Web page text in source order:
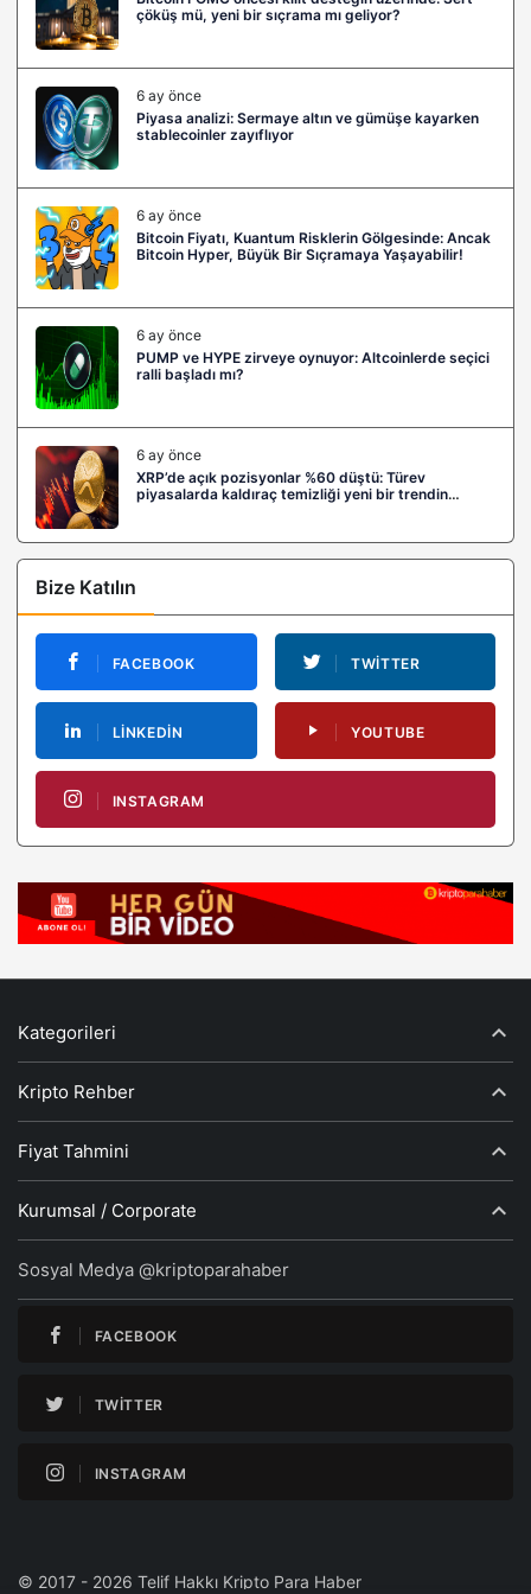
çöküş mü, yeni bir sıçrama mı geliyor?
6 ay önce
Piyasa analizi: Sermaye altın ve gümüşe kayarken
stablecoinler zayıflıyor
6 ay önce
Bitcoin Fiyatı, Kuantum Risklerin Gölgesinde: Ancak
Bitcoin Hyper, Büyük Bir Sıçramaya Yaşayabilir!
6 ay önce
PUMP ve HYPE zirveye oynuyor: Altcoinlerde seçici
ralli başladı mı?
6 ay önce
XRP’de açık pozisyonlar %60 düştü: Türev
piyasalarda kaldıraç temizliği yeni bir trendin
Bize Katılın
FACEBOOK TWITTER
LINKEDIN YOUTUBE
INSTAGRAM
Kategorileri
Kripto Rehber
Fiyat Tahmini
Kurumsal / Corporate
Sosyal Medya @kriptoparahaber
FACEBOOK
TWITTER
INSTAGRAM
© 2017 - 2026 Telif Hakkı Kripto Para Haber